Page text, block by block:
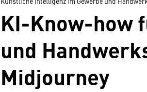
KI-Know-how
und
Midjourney